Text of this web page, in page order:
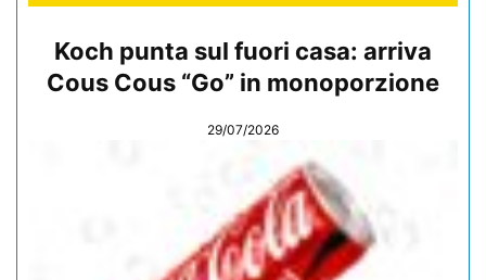
Koch punta sul fuori casa: arriva
Cous Cous “Go” in monoporzione
29/07/2026